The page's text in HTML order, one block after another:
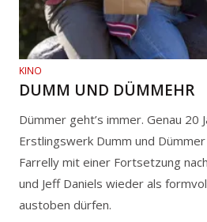
KINO
DUMM UND DÜMMEHR
Dümmer geht’s immer. Genau 20
Erstlingswerk Dumm und
Farrelly mit einer Fortsetzung
und Jeff Daniels wieder als
austoben dürfen.